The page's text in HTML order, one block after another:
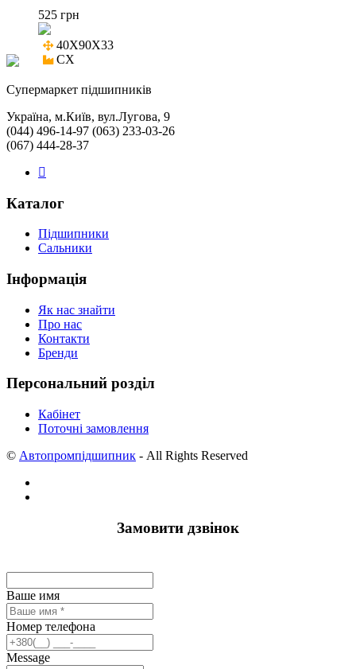
525 грн
40X90X33
CX
Cупермаркет підшипників
Україна, м.Київ, вул.Лугова, 9
(044) 496-14-97 (063) 233-03-26
(067) 444-28-37
Каталог
Підшипники
Сальники
Інформація
Як нас знайти
Про нас
Контакти
Бренди
Персональний розділ
Кабінет
Поточні замовлення
© Автопромпідшипник - All Rights Reserved
Замовити дзвінок
Ваше имя
Номер телефона
Message